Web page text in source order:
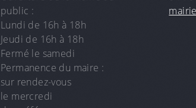
public :
Lundi de 16h à 18h
Jeudi de 16h à 18h
Fermé le samedi
Permanence du maire :
sur rendez-vous
le mercredi